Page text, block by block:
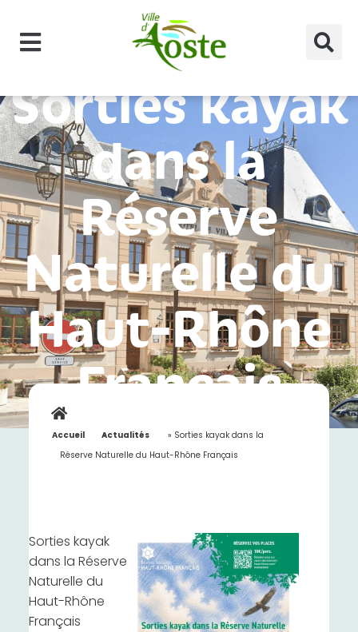
Sorties kayak
dans la
Réserve
Naturelle du
Haut-Rhône
Français
Accueil »
Actualités » Sorties kayak dans la
Réserve Naturelle du Haut-Rhône Français
Sorties kayak
dans la Réserve
Naturelle du
Haut-Rhône
Français